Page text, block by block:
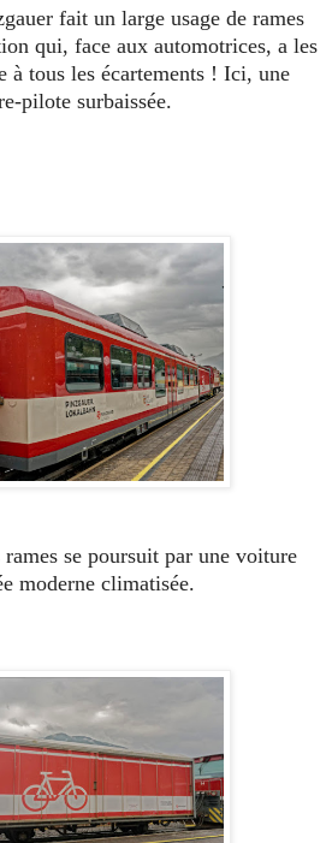
fait un large usage de rames
qui, face aux automotrices, a les
à tous les écartements ! Ici, une
pilote surbaissée.
se poursuit par une voiture
moderne climatisée.